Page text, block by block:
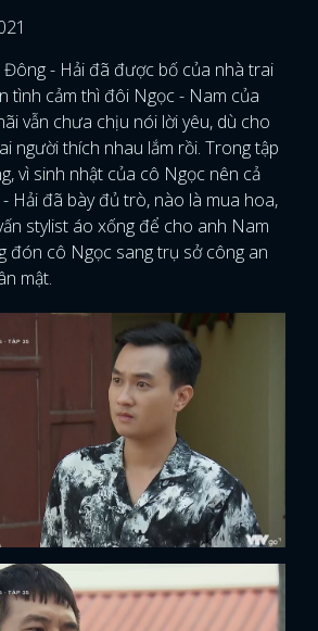
- Hải đã được bố của nhà trai
tình cảm thì đôi Ngọc - Nam của
vẫn chưa chịu nói lời yêu, dù cho
người thích nhau lắm rồi. Trong tập
vì sinh nhật của cô Ngọc nên cả
Hải đã bày đủ trò, nào là mua hoa,
stylist áo xống để cho anh Nam
đón cô Ngọc sang trụ sở công an
mật.